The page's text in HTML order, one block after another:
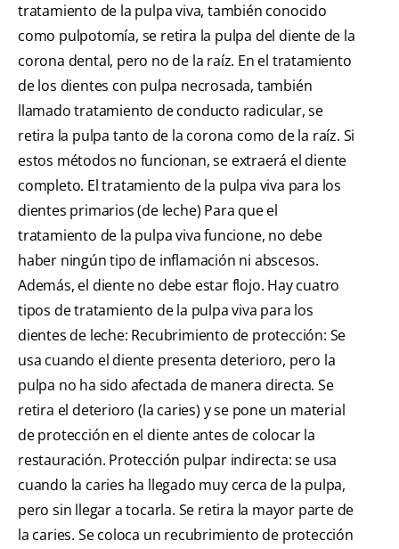
tratamiento de la pulpa viva, también conocido
como pulpotomía, se retira la pulpa del diente de la
corona dental, pero no de la raíz. En el tratamiento
de los dientes con pulpa necrosada, también
llamado tratamiento de conducto radicular, se
retira la pulpa tanto de la corona como de la raíz. Si
estos métodos no funcionan, se extraerá el diente
completo. El tratamiento de la pulpa viva para los
dientes primarios (de leche) Para que el
tratamiento de la pulpa viva funcione, no debe
haber ningún tipo de inflamación ni abscesos.
Además, el diente no debe estar flojo. Hay cuatro
tipos de tratamiento de la pulpa viva para los
dientes de leche: Recubrimiento de protección: Se
usa cuando el diente presenta deterioro, pero la
pulpa no ha sido afectada de manera directa. Se
retira el deterioro (la caries) y se pone un material
de protección en el diente antes de colocar la
restauración. Protección pulpar indirecta: se usa
cuando la caries ha llegado muy cerca de la pulpa,
pero sin llegar a tocarla. Se retira la mayor parte de
la caries. Se coloca un recubrimiento de protección